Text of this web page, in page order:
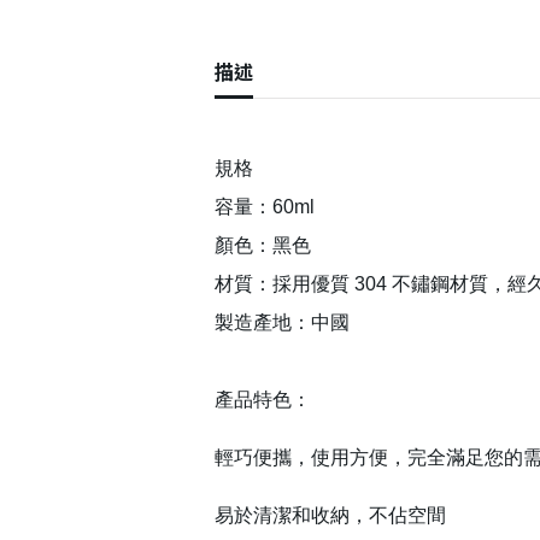
描述
規格
容量：60ml
顏色：黑色
材質：採用優質 304 不鏽鋼材質，經
製造產地：中國
產品特色：
輕巧便攜，使用方便，完全滿足您的
易於清潔和收納，不佔空間